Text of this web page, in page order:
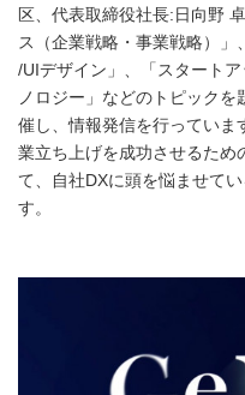
区、代表取締役社長:日向野
ス（企業戦略・事業戦略）
/UIデザイン」、「スタート
ノロジー」などのトピック
催し、情報発信を行ってい
業立ち上げを成功させるため
て、自社DXに頭を悩ませて
す。